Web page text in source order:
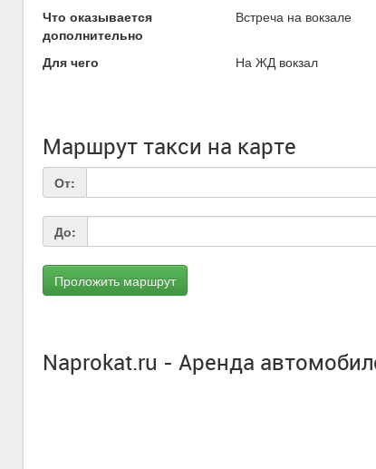
Что оказывается
дополнительно
Встреча на вокзале
Для чего На ЖД вокзал
Маршрут такси на карте
От:
До:
Naprokat.ru - Аренда